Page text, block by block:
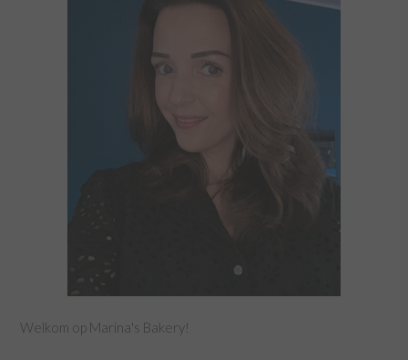
Welkom op Marina's Bakery!